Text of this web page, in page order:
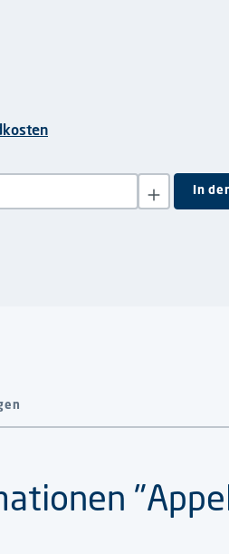
Wert ein oder benutze die
In